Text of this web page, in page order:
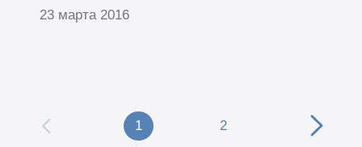
23 марта 2016
1 2